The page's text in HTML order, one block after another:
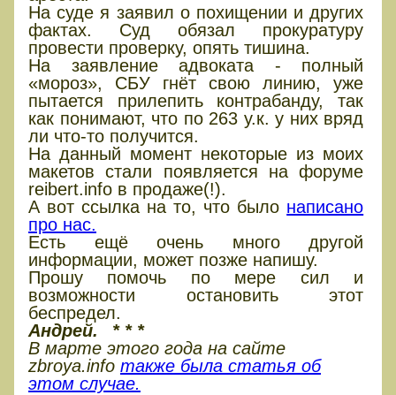
На суде я заявил о похищении и других
фактах. Суд обязал прокуратуру
провести проверку, опять тишина.
На заявление адвоката - полный
«мороз», СБУ гнёт свою линию, уже
пытается прилепить контрабанду, так
как понимают, что по 263 у.к. у них вряд
ли что-то получится.
На данный момент некоторые из моих
макетов стали появляется на форуме
reibert.info в продаже(!).
А вот ссылка на то, что было написано
про нас.
Есть ещё очень много другой
информации, может позже напишу.
Прошу помочь по мере сил и
возможности остановить этот
беспредел.
Андрей.
* * *
В марте этого года на сайте
zbroya.info также была статья об
этом случае.